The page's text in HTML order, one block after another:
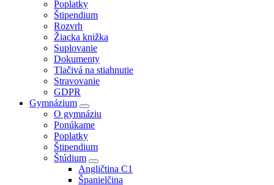
Poplatky
Štipendium
Rozvrh
Žiacka knižka
Suplovanie
Dokumenty
Tlačivá na stiahnutie
Stravovanie
GDPR
Gymnázium
O gymnáziu
Ponúkame
Poplatky
Štipendium
Štúdium
Angličtina C1
Španielčina